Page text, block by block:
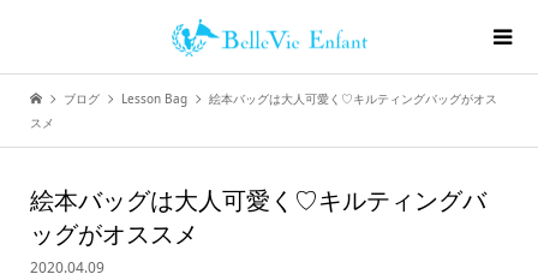
ブログ Lesson Bag
絵本バッグは大人可愛く♡キルティングバッグがオス
スメ
絵本バッグは大人可愛く♡キルティングバ
ッグがオススメ
2020.04.09